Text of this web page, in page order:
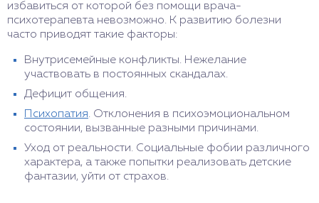
избавиться от которой без помощи врача-
психотерапевта невозможно. К развитию болезни
часто приводят такие факторы:
Внутрисемейные конфликты. Нежелание
участвовать в постоянных скандалах.
Дефицит общения.
Психопатия. Отклонения в психоэмоциональном
состоянии, вызванные разными причинами.
Уход от реальности. Социальные фобии различного
характера, а также попытки реализовать детские
фантазии, уйти от страхов.